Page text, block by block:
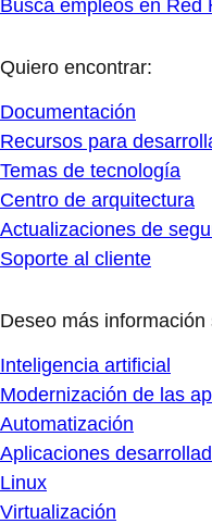
Busca empleos en Red
Quiero encontrar:
Documentación
Recursos para
Temas de tecnología
Centro de arquitectura
Actualizaciones de
Soporte al cliente
Deseo más información
Inteligencia artificial
Modernización de las
Automatización
Aplicaciones
Linux
Virtualización